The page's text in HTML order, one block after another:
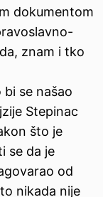
dokumentom
znam i tko
se našao
Stepinac
što je
se da je
od
nikada nije